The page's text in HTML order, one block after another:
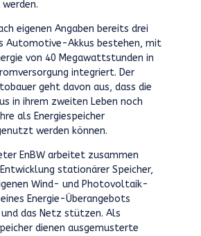
eigenen Angaben bereits drei
Automotive-Akkus bestehen, mit
von 40 Megawattstunden in
integriert. Der
geht davon aus, dass die
in ihrem zweiten Leben noch
als Energiespeicher
werden können.
EnBW arbeitet zusammen
stationärer Speicher,
Wind- und Photovoltaik-
eines Energie-Überangebots
das Netz stützen. Als
dienen ausgemusterte